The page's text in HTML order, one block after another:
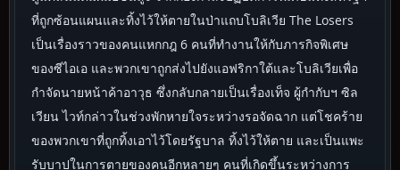
ที่ถูกซ้อนแผนและทิ้งไว้ให้ตายในป่าแถบโบลิเวีย The Losers
เป็นเรื่องราวของคนแหกกฎ 6 คนที่ทำงานให้กับภารกิจพิเศษ
ของซีไอเอ และพวกเขาถูกส่งไปยังแอฟริกาใต้และโบลิเวียเพื่อ
กำจัดนายหน้าค้าอาวุธ ซึ่งกลับกลายเป็นเรื่องเท็จ ผู้กำกับฯ ซิล
เวียน ไวท์กล่าวในช่วงพักหายใจระหว่างรอจัดฉาก แต่โชคร้าย
ของพวกเขาที่ถูกทิ้งเอาไว้โดยรัฐบาล ทิ้งไว้ให้ตาย และเป็นแพะ
รับบาปในการตายของคนอีกหลายๆ คนที่เกิดขึ้นระหว่างการ